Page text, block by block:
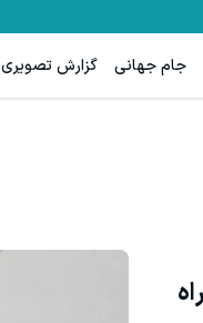
جام جهانی گزارش تصویری